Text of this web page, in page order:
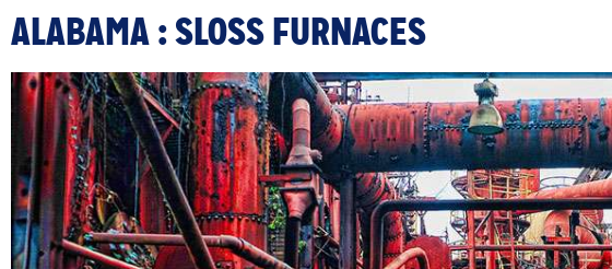
ALABAMA : SLOSS FURNACES